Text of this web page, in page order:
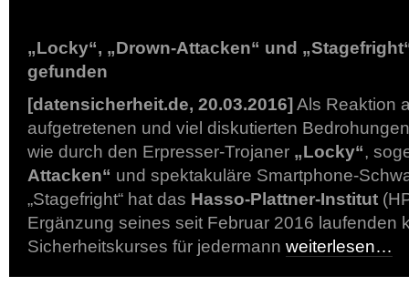
„Locky“, „Drown-Attacken“ und
gefunden
[datensicherheit.de, 20.03.2016] Als Reaktion
aufgetretenen und viel diskutierten
wie durch den Erpresser-Trojaner „Locky“,
Attacken“ und spektakuläre Smartphone-
„Stagefright“ hat das Hasso-Plattner-Institut
Ergänzung seines seit Februar 2016 laufenden
Sicherheitskurses für jedermann weiterlesen…